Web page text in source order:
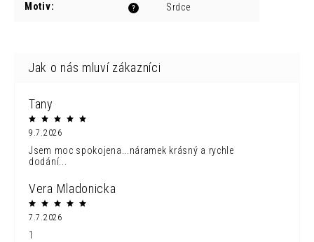
?
Motiv: Srdce
Tany
9.7.2026
Jsem moc spokojena...náramek krásný a rychle
dodání...
Vera Mladonicka
7.7.2026
1